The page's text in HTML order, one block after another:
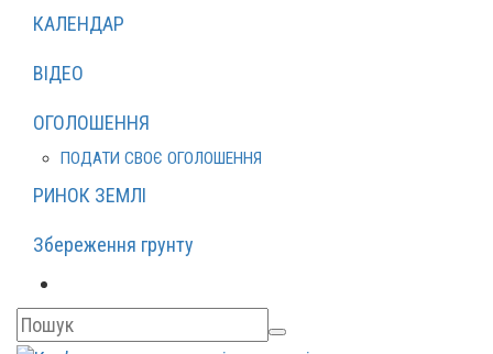
КАЛЕНДАР
ВІДЕО
ОГОЛОШЕННЯ
ПОДАТИ СВОЄ ОГОЛОШЕННЯ
РИНОК ЗЕМЛІ
Збереження грунту